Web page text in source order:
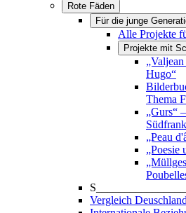
Rote Fäden
Für die junge
Alle Projekte
Projekte mit
Hugo“
Thema
„Gurs“
„Peau
„Poesie
Vergleich